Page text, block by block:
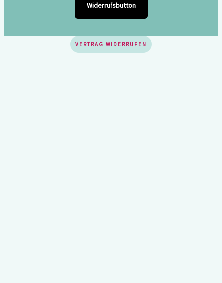
Widerrufsbutton
VERTRAG WIDERRUFEN